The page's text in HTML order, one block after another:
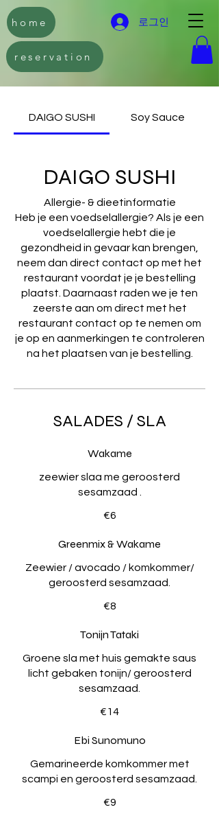
로그인
reservation
home
DAIGO SUSHI Soy Sauce
DAIGO SUSHI
Allergie- & dieetinformatie
Heb je een voedselallergie? Als je een
voedselallergie hebt die je
gezondheid in gevaar kan brengen,
neem dan direct contact op met het
restaurant voordat je je bestelling
plaatst. Daarnaast raden we je ten
zeerste aan om direct met het
restaurant contact op te nemen om
je op en aanmerkingen te controleren
na het plaatsen van je bestelling.
SALADES / SLA
Wakame
zeewier slaa me geroosterd
€6
Greenmix & Wakame
Zeewier / avocado / komkommer/
geroosterd sesamzaad.
€8
Tonijn Tataki
Groene sla met huis gemakte saus
licht gebaken tonijn/ geroosterd
sesamzaad.
€14
Ebi Sunomuno
Gemarineerde komkommer met
scampi en geroosterd sesamzaad.
€9